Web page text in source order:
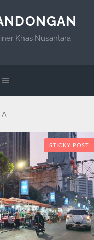
Khas Nusantara
STICKY POST